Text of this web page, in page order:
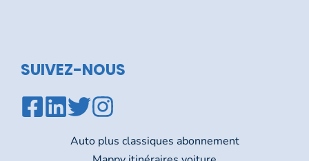
SUIVEZ-NOUS
Auto plus classiques abonnement